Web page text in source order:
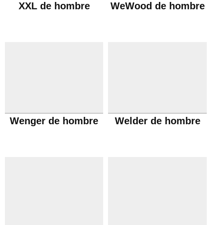
XXL de hombre WeWood de hombre
Wenger de hombre Welder de hombre